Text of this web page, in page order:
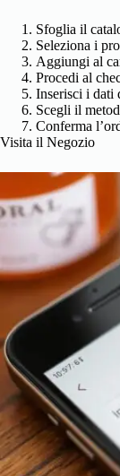
Sfoglia il
Seleziona i
Aggiungi al
Procedi al
Inserisci i dati
Scegli il
Conferma
Visita il Negozio